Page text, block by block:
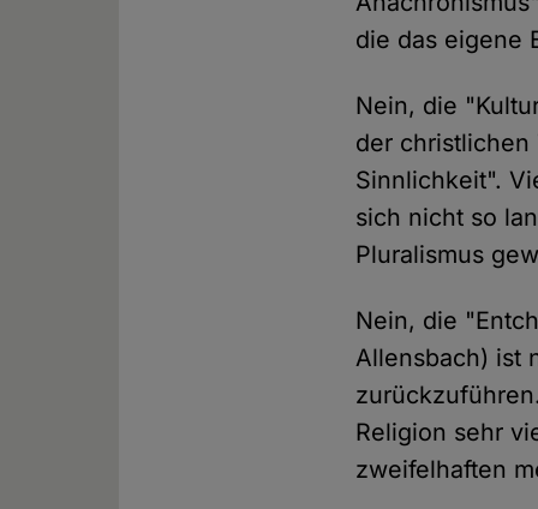
die das eigene
Nein, die
der
Sinnlichkeit".
sich nicht so
Pluralismus
Nein, die
Allensbach) ist
Religion sehr
zweifelhaften